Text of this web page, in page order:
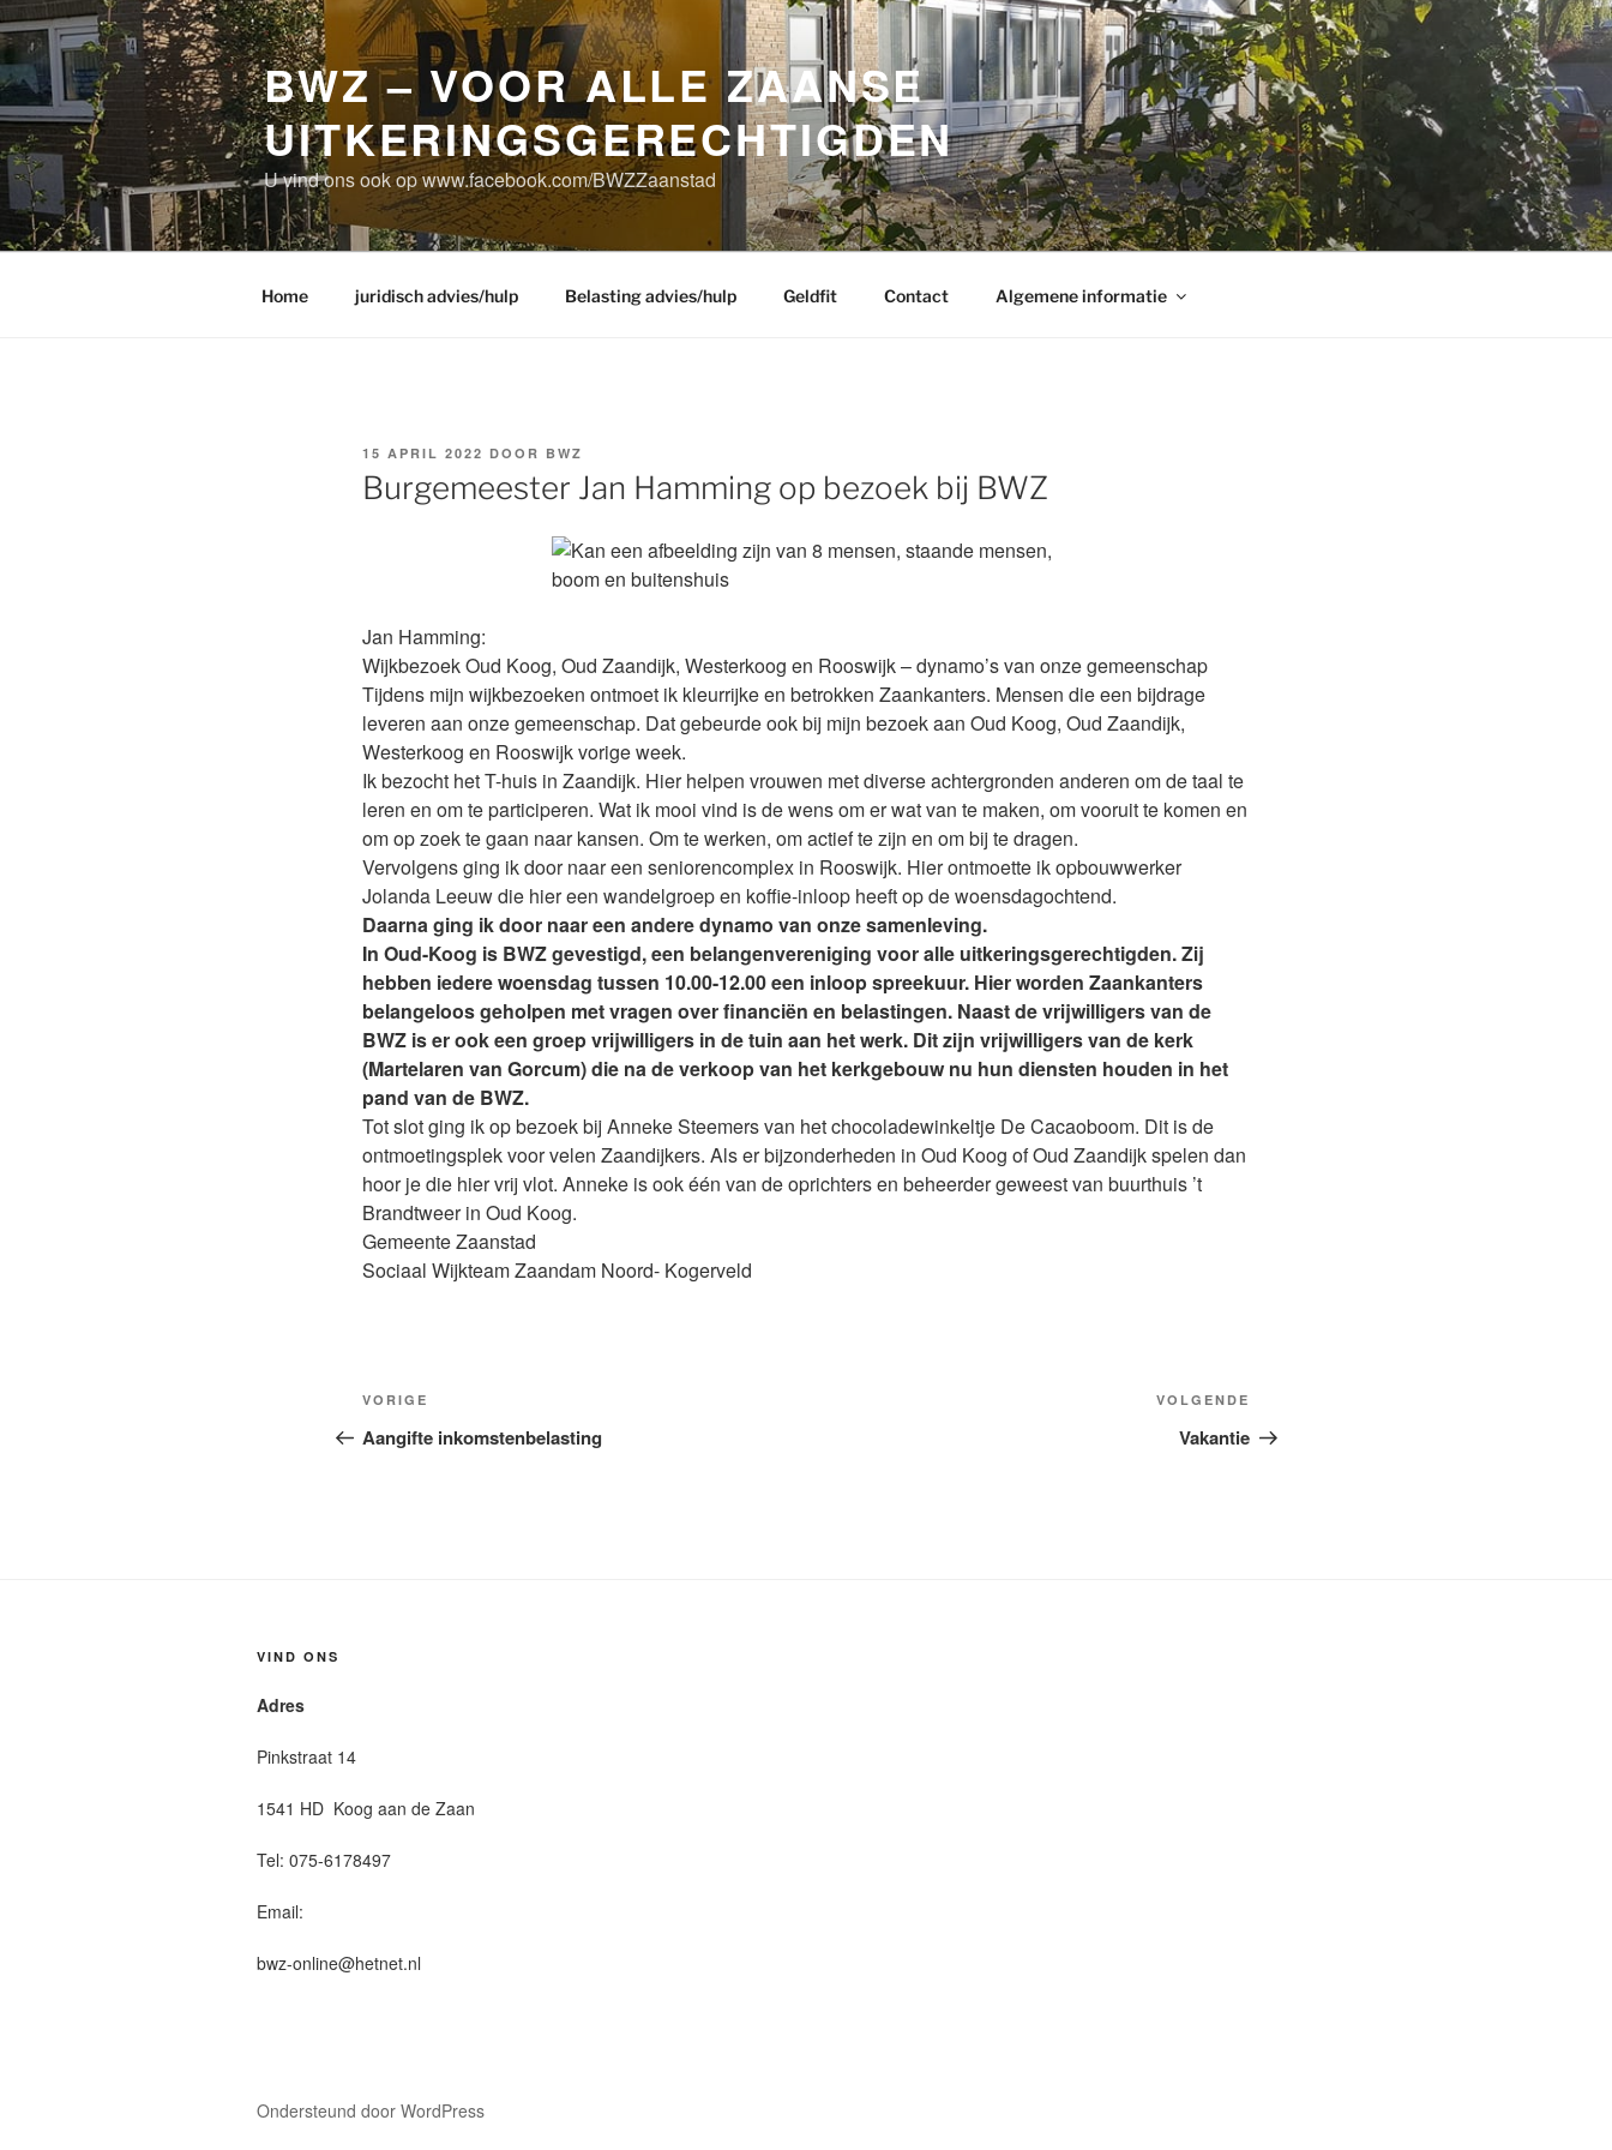
Ga
naar
de
inhoud
BWZ – VOOR ALLE ZAANSE
UITKERINGSGERECHTIGDEN
U vind ons ook op www.facebook.com/BWZZaanstad
Home juridisch advies/hulp Belasting advies/hulp Geldfit Contact Algemene informatie
GEPLAATST
OP
15 APRIL 2022 DOOR BWZ
Burgemeester Jan Hamming op bezoek bij BWZ
Jan Hamming:
Wijkbezoek Oud Koog, Oud Zaandijk, Westerkoog en Rooswijk – dynamo’s van onze gemeenschap
Tijdens mijn wijkbezoeken ontmoet ik kleurrijke en betrokken Zaankanters. Mensen die een bijdrage
leveren aan onze gemeenschap. Dat gebeurde ook bij mijn bezoek aan Oud Koog, Oud Zaandijk,
Westerkoog en Rooswijk vorige week.
Ik bezocht het T-huis in Zaandijk. Hier helpen vrouwen met diverse achtergronden anderen om de taal te
leren en om te participeren. Wat ik mooi vind is de wens om er wat van te maken, om vooruit te komen en
om op zoek te gaan naar kansen. Om te werken, om actief te zijn en om bij te dragen.
Vervolgens ging ik door naar een seniorencomplex in Rooswijk. Hier ontmoette ik opbouwwerker
Jolanda Leeuw die hier een wandelgroep en koffie-inloop heeft op de woensdagochtend.
Daarna ging ik door naar een andere dynamo van onze samenleving.
In Oud-Koog is BWZ gevestigd, een belangenvereniging voor alle uitkeringsgerechtigden. Zij
hebben iedere woensdag tussen 10.00-12.00 een inloop spreekuur. Hier worden Zaankanters
belangeloos geholpen met vragen over financiën en belastingen. Naast de vrijwilligers van de
BWZ is er ook een groep vrijwilligers in de tuin aan het werk. Dit zijn vrijwilligers van de kerk
(Martelaren van Gorcum) die na de verkoop van het kerkgebouw nu hun diensten houden in het
pand van de BWZ.
Tot slot ging ik op bezoek bij Anneke Steemers van het chocoladewinkeltje De Cacaoboom. Dit is de
ontmoetingsplek voor velen Zaandijkers. Als er bijzonderheden in Oud Koog of Oud Zaandijk spelen dan
hoor je die hier vrij vlot. Anneke is ook één van de oprichters en beheerder geweest van buurthuis ’t
Brandtweer in Oud Koog.
Gemeente Zaanstad
Sociaal Wijkteam Zaandam Noord- Kogerveld
Bericht
navigatie
Vorig
bericht
VORIGE
Aangifte inkomstenbelasting
bericht
VOLGENDE
Vakantie
VIND ONS
Adres
Pinkstraat 14
1541 HD Koog aan de Zaan
Tel: 075-6178497
Email:
bwz-online@hetnet.nl
Ondersteund door WordPress